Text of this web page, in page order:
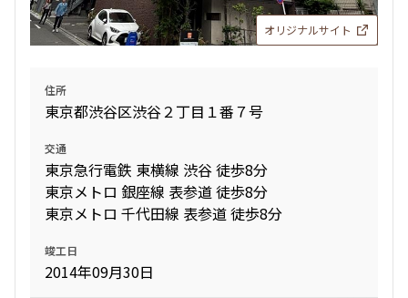
151,000円15,000円
1.0ヶ月 1.0ヶ月
三井の賃貸
オリジナルサイト
住所
東京都渋谷区渋谷２丁目１番７号
交通
東京急行電鉄 東横線 渋谷 徒歩8分
東京メトロ 銀座線 表参道 徒歩8分
東京メトロ 千代田線 表参道 徒歩8分
竣工日
2014年09月30日